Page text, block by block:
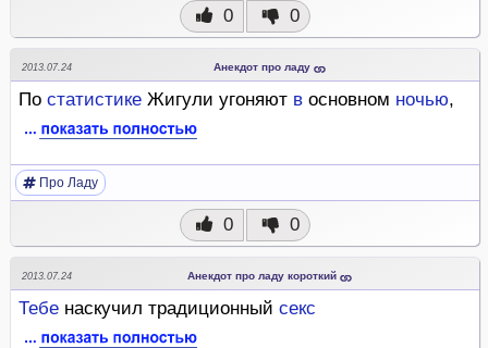
0 0
2013.07.24 Анекдот про ладу
По статистике Жигули угоняют в основном ночью,
Про Ладу
0 0
2013.07.24 Анекдот про ладу короткий
Тебе наскучил традиционный секс